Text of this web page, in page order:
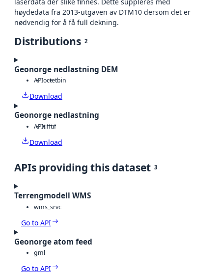
høydedata fra 2013-utgaven av DTM10 dersom det er
nødvendig for å få full dekning.
Distributions 2
Geonorge nedlastning DEM
APIoctetbin
Download
Geonorge nedlastning
APItifftif
Download
APIs providing this dataset 3
Terrengmodell WMS
wms_srvc
Go to API
Geonorge atom feed
gml
Go to API